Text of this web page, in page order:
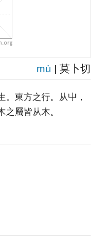
mù | 莫卜切
。東方之行。从屮，
之屬皆从木。